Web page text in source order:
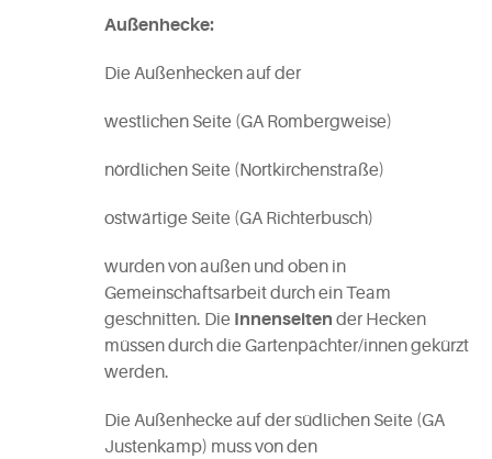
Außenhecke:
Die Außenhecken auf der
westlichen Seite (GA Rombergweise)
nördlichen Seite (Nortkirchenstraße)
ostwärtige Seite (GA Richterbusch)
wurden von außen und oben in
Gemeinschaftsarbeit durch ein Team
geschnitten. Die Innenseiten der Hecken
müssen durch die Gartenpächter/innen gekürzt
werden.
Die Außenhecke auf der südlichen Seite (GA
Justenkamp) muss von den